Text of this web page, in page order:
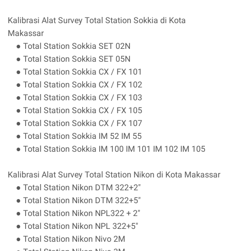
Kalibrasi Alat Survey Total Station Sokkia di Kota
Makassar
● Total Station Sokkia SET 02N
● Total Station Sokkia SET 05N
● Total Station Sokkia CX / FX 101
● Total Station Sokkia CX / FX 102
● Total Station Sokkia CX / FX 103
● Total Station Sokkia CX / FX 105
● Total Station Sokkia CX / FX 107
● Total Station Sokkia IM 52 IM 55
● Total Station Sokkia IM 100 IM 101 IM 102 IM 105
Kalibrasi Alat Survey Total Station Nikon di Kota Makassar
● Total Station Nikon DTM 322+2"
● Total Station Nikon DTM 322+5"
● Total Station Nikon NPL322 + 2"
● Total Station Nikon NPL 322+5"
● Total Station Nikon Nivo 2M